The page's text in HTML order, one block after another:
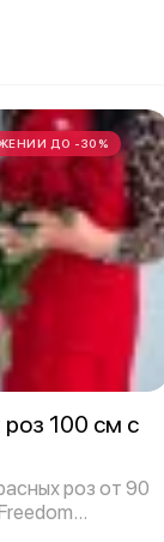
ДО -30%
роз 100 см с
роз от 90